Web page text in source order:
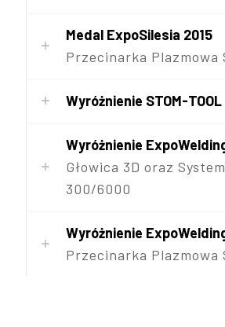
Medal ExpoSilesia 2015
Przecinarka Plazmowa
Wyróżnienie STOM-TOOL
Wyróżnienie
Głowica 3D oraz
300/6000
Wyróżnienie
Przecinarka Plazmowa